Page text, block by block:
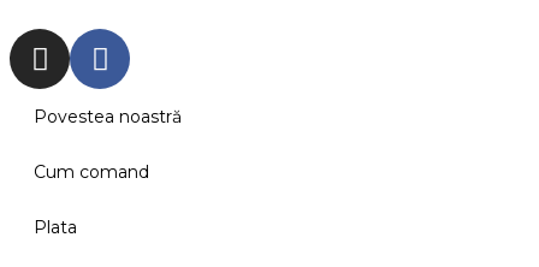
Povestea noastră
Cum comand
Plata